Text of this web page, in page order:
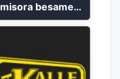
Emisora besame medellín 2023